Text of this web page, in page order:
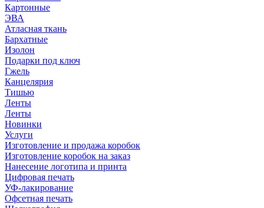
Картонные
ЭВА
Атласная ткань
Бархатные
Изолон
Подарки под ключ
Гжель
Канцелярия
Тишью
Ленты
Ленты
Новинки
Услуги
Изготовление и продажа коробок
Изготовление коробок на заказ
Нанесение логотипа и принта
Цифровая печать
УФ-лакирование
Офсетная печать